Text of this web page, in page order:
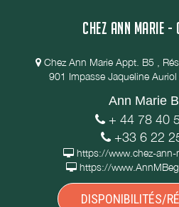
CHEZ ANN MARIE -
Chez Ann Marie Appt. B5 ,
901 Impasse Jaqueline
Ann Marie
+ 44 78 40
+33 6 22
https://www.chez-ann-
https://
DISPONIBILITÉS/